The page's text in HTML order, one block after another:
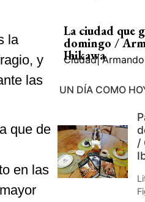
la
y
las
que de
en las
La ciudad que
domingo /
Ihikawa
Ciudad|
UN DÍA COMO
/